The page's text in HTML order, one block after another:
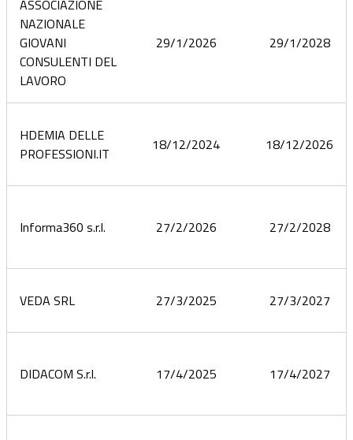
ASSOCIAZIONE
NAZIONALE
GIOVANI
CONSULENTI DEL
LAVORO
29/1/2026 29/1/2028
HDEMIA DELLE
PROFESSIONI.IT
18/12/2024 18/12/2026
Informa360 s.r.l. 27/2/2026 27/2/2028
VEDA SRL 27/3/2025 27/3/2027
DIDACOM S.r.l. 17/4/2025 17/4/2027